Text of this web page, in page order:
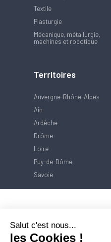
Textile
Plasturgie
Mécanique, métallurgie,
machines et robotique
Territoires
Auvergne-Rhône-Alpes
Ain
Ardèche
Drôme
Loire
Puy-de-Dôme
Savoie
Salut c'est nous...
les Cookies !